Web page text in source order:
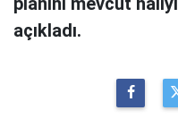
açıkladı.